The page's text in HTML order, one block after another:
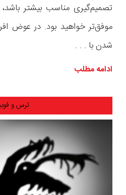
تصمیم‌گیری مناسب بیشتر
موفق‌تر خواهید بود. در عوض
شدن با . . .
ادامه مطلب
ترس و